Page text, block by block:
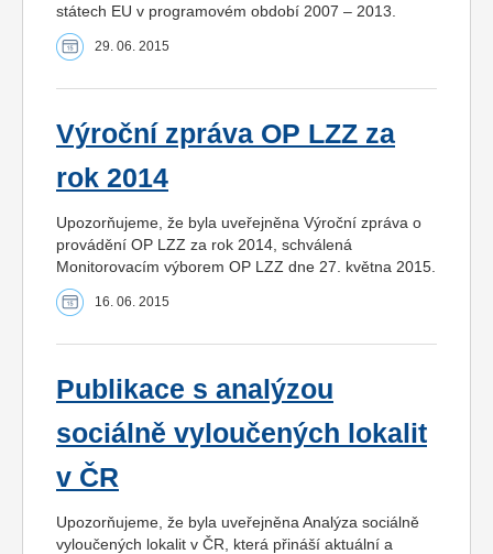
státech EU v programovém období 2007 – 2013.
29. 06. 2015
Výroční zpráva OP LZZ za
rok 2014
Upozorňujeme, že byla uveřejněna Výroční zpráva o
provádění OP LZZ za rok 2014, schválená
Monitorovacím výborem OP LZZ dne 27. května 2015.
16. 06. 2015
Publikace s analýzou
sociálně vyloučených lokalit
v ČR
Upozorňujeme, že byla uveřejněna Analýza sociálně
vyloučených lokalit v ČR, která přináší aktuální a